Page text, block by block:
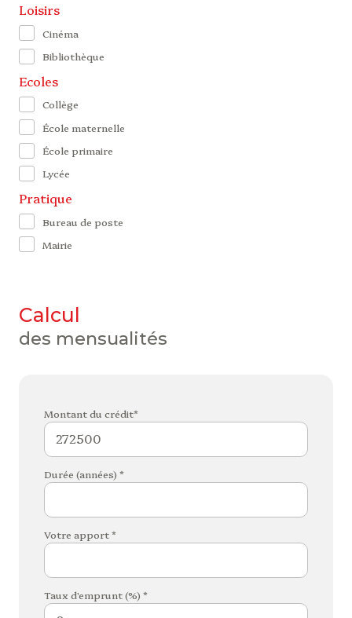
Loisirs
Cinéma
Bibliothèque
Ecoles
Collège
École maternelle
École primaire
Lycée
Pratique
Bureau de poste
Mairie
calcul
des mensualités
Montant du crédit*
Durée (années) *
Votre apport *
Taux d'emprunt (%) *